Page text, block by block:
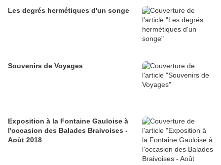
Les degrés hermétiques d'un songe
Souvenirs de Voyages
Exposition à la Fontaine Gauloise à
l'occasion des Balades Braivoises -
Août 2018